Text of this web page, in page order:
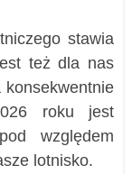
stawia
też dla nas
konsekwentnie
roku jest
względem
lotnisko.